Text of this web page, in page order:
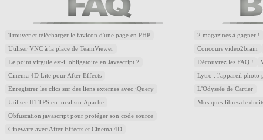
Trouver et télécharger le favicon d'une page en PHP
Utiliser VNC à la place de TeamViewer
Le point virgule est-il obligatoire en Javascript ?
Cinema 4D Lite pour After Effects
Enregistrer les clics sur des liens externes avec jQuery
Utiliser HTTPS en local sur Apache
Obfuscation javascript pour protéger son code source
Cineware avec After Effects et Cinema 4D
2 magazines à gagner !
Concours video2brain
Découvrez les FAQ !
Lytro : l'appareil photo
L'Odyssée de Cartier
Musiques libres de